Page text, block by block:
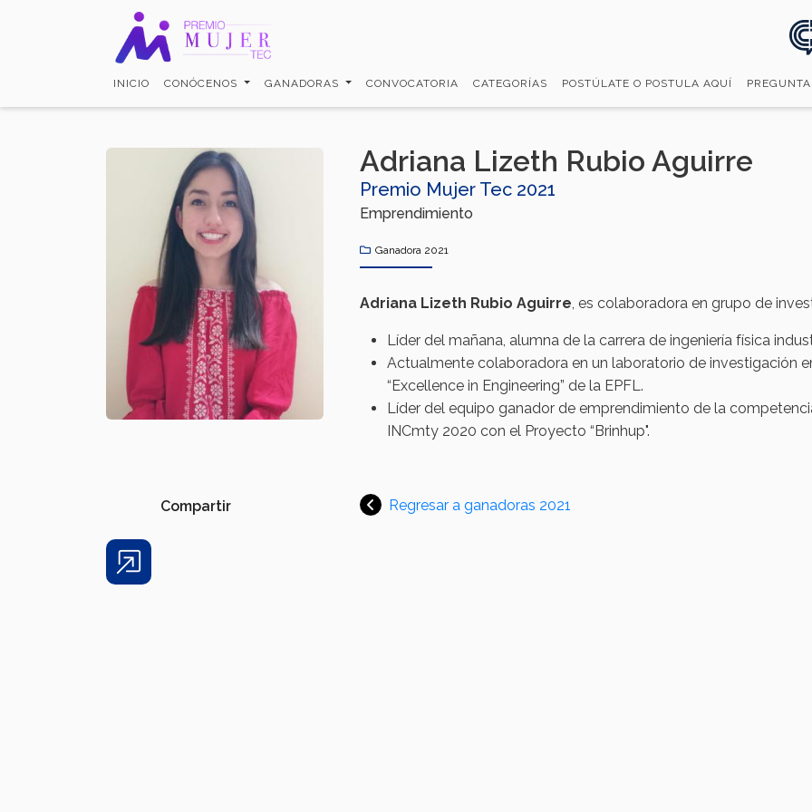
INICIO CONÓCENOS GANADORAS CONVOCATORIA CATEGORÍAS POSTÚLATE O POSTULA AQUÍ
Adriana Lizeth Rubio Aguirre
Premio Mujer Tec 2021
Emprendimiento
Ganadora 2021
Adriana Lizeth Rubio Aguirre, es colaboradora en grupo de
Líder del mañana, alumna de la carrera de ingeniería física
Actualmente colaboradora en un laboratorio de investigación
“Excellence in Engineering” de la EPFL.
Líder del equipo ganador de emprendimiento de la
INCmty 2020 con el Proyecto “Brinhup".
Regresar a ganadoras 2021
Share
Compartir